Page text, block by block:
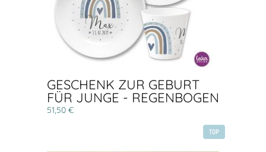
GESCHENK ZUR GEBURT
FÜR JUNGE - REGENBOGEN
51,50 €
TOP